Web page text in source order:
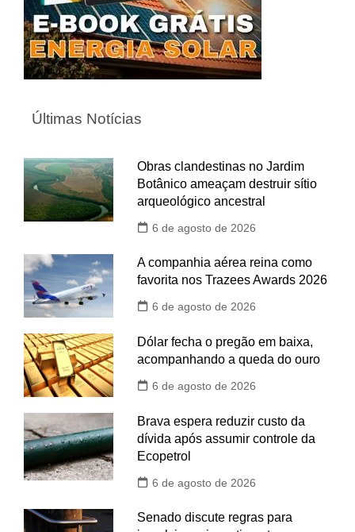
Últimas Notícias
Obras clandestinas no Jardim
Botânico ameaçam destruir sítio
arqueológico ancestral
6 de agosto de 2026
A companhia aérea reina como
favorita nos Trazees Awards 2026
6 de agosto de 2026
Dólar fecha o pregão em baixa,
acompanhando a queda do ouro
6 de agosto de 2026
Brava espera reduzir custo da
dívida após assumir controle da
Ecopetrol
6 de agosto de 2026
Senado discute regras para